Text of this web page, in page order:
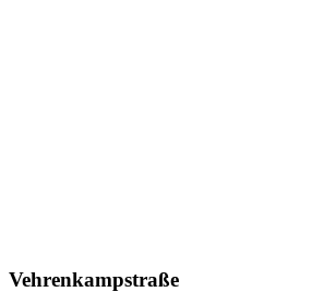
Vehrenkampstraße